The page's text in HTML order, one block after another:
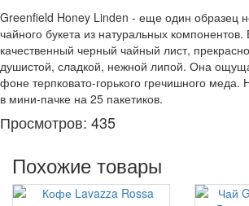
Greenfield Honey Linden - еще один образец
чайного букета из натуральных компонентов.
качественный черный чайный лист,
душистой, сладкой, нежной липой. Она
фоне терпковато-горького гречишного меда.
в мини-пачке на 25 пакетиков.
Просмотров: 435
Похожие товары